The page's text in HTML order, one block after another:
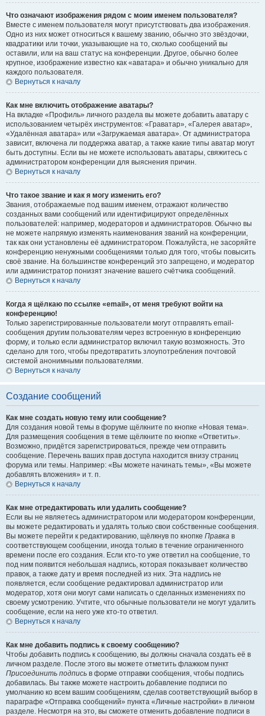
Что означают изображения рядом с моим именем пользователя?
Вместе с именем пользователя могут присутствовать два изображения.
Одно из них может относиться к вашему званию, обычно это звёздочки,
квадратики или точки, указывающие на то, сколько сообщений вы
оставили, или на ваш статус на конференции. Другое, обычно более
крупное, изображение известно как «аватара» и обычно уникально для
каждого пользователя.
Вернуться к началу
Как мне включить отображение аватары?
На вкладке «Профиль» личного раздела вы можете добавить аватару с
использованием четырёх инструментов: «Граватар», «Галерея аватар»,
«Удалённая аватара» или «Загружаемая аватара». От администратора
зависит, включена ли поддержка аватар, а также какие типы аватар могут
быть доступны. Если вы не можете использовать аватары, свяжитесь с
администратором конференции для выяснения причин.
Вернуться к началу
Что такое звание и как я могу изменить его?
Звания, отображаемые под вашим именем, отражают количество
созданных вами сообщений или идентифицируют определённых
пользователей: например, модераторов и администраторов. Обычно вы
не можете напрямую изменять наименования званий на конференции,
так как они установлены её администратором. Пожалуйста, не засоряйте
конференцию ненужными сообщениями только для того, чтобы повысить
своё звание. На большинстве конференций это запрещено, и модератор
или администратор понизят значение вашего счётчика сообщений.
Вернуться к началу
Когда я щёлкаю по ссылке «email», от меня требуют войти на
конференцию!
Только зарегистрированные пользователи могут отправлять email-
сообщения другим пользователям через встроенную в конференцию
форму, и только если администратор включил такую возможность. Это
сделано для того, чтобы предотвратить злоупотребления почтовой
системой анонимными пользователями.
Вернуться к началу
Создание сообщений
Как мне создать новую тему или сообщение?
Для создания новой темы в форуме щёлкните по кнопке «Новая тема».
Для размещения сообщения в теме щёлкните по кнопке «Ответить».
Возможно, придётся зарегистрироваться, прежде чем отправить
сообщение. Перечень ваших прав доступа находится внизу страниц
форума или темы. Например: «Вы можете начинать темы», «Вы можете
добавлять вложения» и т. п.
Вернуться к началу
Как мне отредактировать или удалить сообщение?
Если вы не являетесь администратором или модератором конференции,
вы можете редактировать и удалять только свои собственные сообщения.
Вы можете перейти к редактированию, щёлкнув по кнопке Правка в
соответствующем сообщении, иногда только в течение ограниченного
времени после его создания. Если кто-то уже ответил на сообщение, то
под ним появится небольшая надпись, которая показывает количество
правок, а также дату и время последней из них. Эта надпись не
появляется, если сообщение редактировал администратор или
модератор, хотя они могут сами написать о сделанных изменениях по
своему усмотрению. Учтите, что обычные пользователи не могут удалить
сообщение, если на него уже кто-то ответил.
Вернуться к началу
Как мне добавить подпись к своему сообщению?
Чтобы добавить подпись к сообщению, вы должны сначала создать её в
личном разделе. После этого вы можете отметить флажком пункт
Присоединить подпись в форме отправки сообщения, чтобы подпись
добавилась. Вы также можете настроить добавление подписи по
умолчанию ко всем вашим сообщениям, сделав соответствующий выбор в
параграфе «Отправка сообщений» пункта «Личные настройки» в личном
разделе. Несмотря на это, вы сможете отменить добавление подписи в